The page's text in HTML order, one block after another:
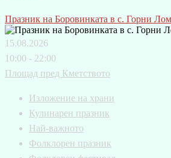
Празник на Боровинката в с. Горни
15.08.2026
10:00 - 22:00
Площад пред Кметството
Изложение на храни
Кулинарен празник
Най-важното
Фолклорен празник